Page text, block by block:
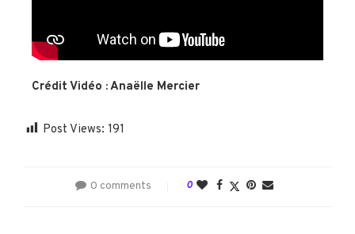
Crédit Vidéo : Anaëlle Mercier
Post Views: 191
0 comments 0